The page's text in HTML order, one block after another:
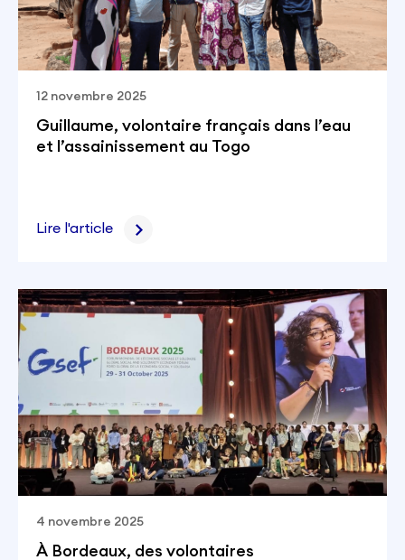
12 novembre 2025
Guillaume, volontaire français dans l’eau
et l’assainissement au Togo
Lire l'article
4 novembre 2025
À Bordeaux, des volontaires